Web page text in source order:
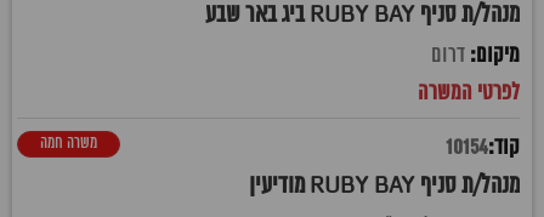
מנהל/ת סניף RUBY BAY ביג באר שבע
דרום
10154
מנהל/ת סניף RUBY BAY מודיעין
משרה חמה